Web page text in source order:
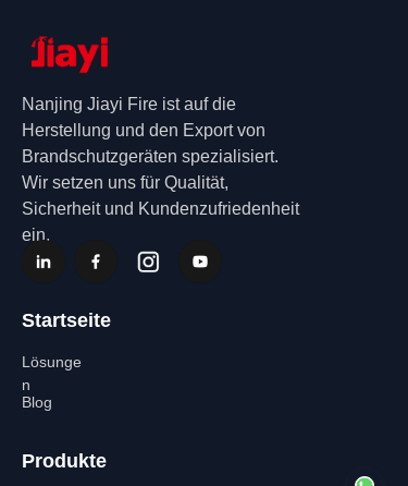
Startseite
Produkte
Lösunge
n
Blog
Nanjing Jiayi Fire ist auf die
Herstellung und den Export von
Brandschutzgeräten spezialisiert.
Wir setzen uns für Qualität,
Sicherheit und Kundenzufriedenheit
ein.